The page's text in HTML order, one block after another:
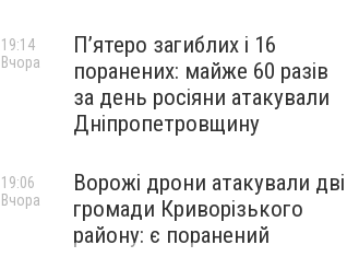
П’ятеро загиблих і 16
поранених: майже 60 разів
за день росіяни атакували
Дніпропетровщину
19:14
Вчора
Ворожі дрони атакували дві
громади Криворізького
району: є поранений
19:06
Вчора